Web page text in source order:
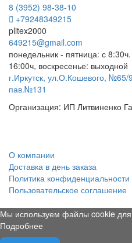
Мы используем файлы cookie
Подробнее
8 (3952) 98-38-10
+79248349215
plitex2000
649215@gmail.com
понедельник - пятница: с
16:00ч, воскресенье: выходной
г.Иркутск, ул.О.Кошевого, №65/
пав.№131
Организация: ИП Литвиненко
О компании
Доставка в день заказа
Политика конфиденциальности
Пользовательское соглашение